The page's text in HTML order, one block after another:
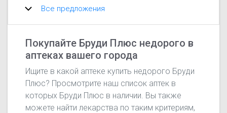
Все предложения
Покупайте Бруди Плюс недорого в
аптеках вашего города
Ищите в какой аптеке купить недорого Бруди
Плюс? Просмотрите наш список аптек в
которых Бруди Плюс в наличии. Вы также
можете найти лекарства по таким критериям,